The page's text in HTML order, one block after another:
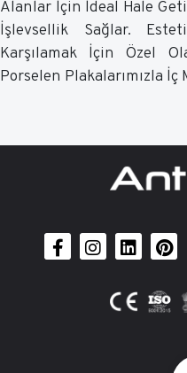
Alanlar İçin İdeal Hale
İşlevsellik Sağlar.
Karşılamak İçin Özel
Porselen Plakalarımızla